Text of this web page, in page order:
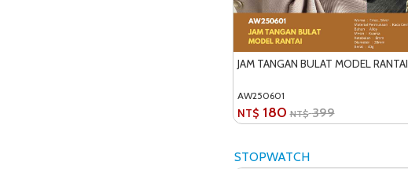
JAM TANGAN BULAT MODEL RANTAI
AW250601
NT$ 180 NT$ 399
STOPWATCH